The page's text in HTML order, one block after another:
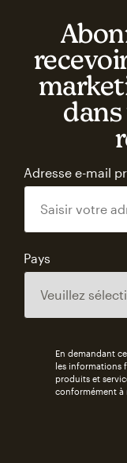
Adresse e-mail
Pays
En demandant
les informations
produits et
conformément à